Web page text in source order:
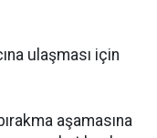
ulaşması için
aşamasına